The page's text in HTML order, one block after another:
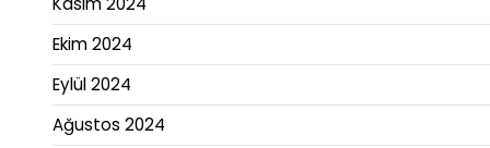
Ekim 2024
Eylül 2024
Ağustos 2024